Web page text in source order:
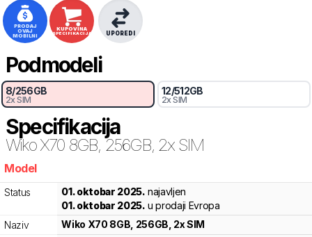
PRODAJ
OVAJ
MOBILNI
KUPOVINA
SPECIFIKACIJA UPOREDI
Podmodeli
8/256GB
2x SIM
12/512GB
2x SIM
Specifikacija
Wiko X70 8GB, 256GB, 2x SIM
Model
Status 01. oktobar 2025. najavljen
01. oktobar 2025. u prodaji Evropa
Naziv
Wiko X70 8GB, 256GB, 2x SIM